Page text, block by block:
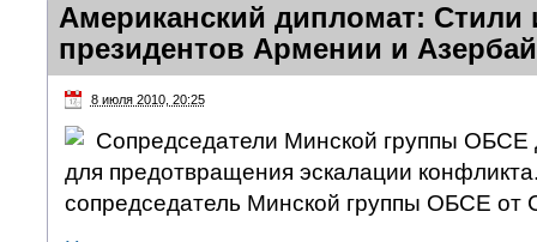
Американский дипломат: Стили
президентов Армении и
8 июля 2010, 20:25
Сопредседатели Минской группы ОБСЕ
для предотвращения эскалации
сопредседатель Минской группы ОБСЕ от